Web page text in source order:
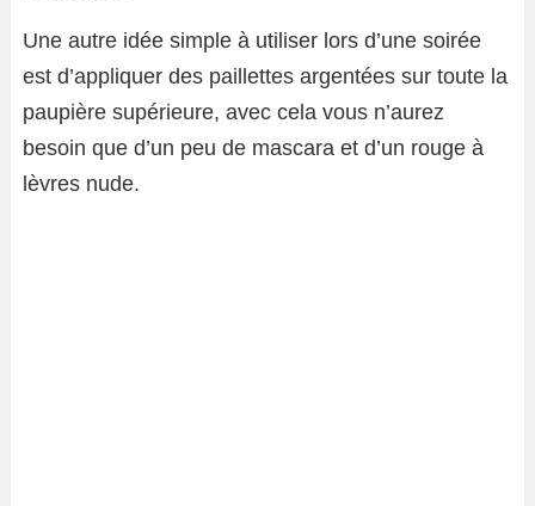
Une autre idée simple à utiliser lors d’une soirée
est d’appliquer des paillettes argentées sur toute la
paupière supérieure, avec cela vous n’aurez
besoin que d’un peu de mascara et d’un rouge à
lèvres nude.